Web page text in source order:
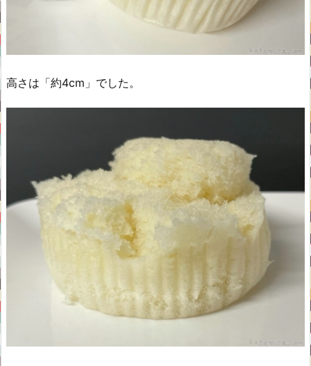
高さは「約4cm」でした。